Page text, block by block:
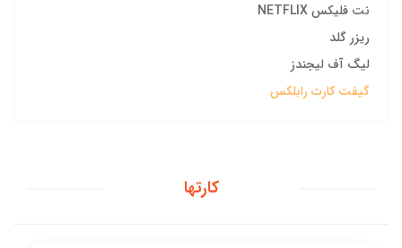
نت فلیکس NETFLIX
ریزر گلد
لیگ آف لیجندز
گیفت کارت رابلکس
کارتها